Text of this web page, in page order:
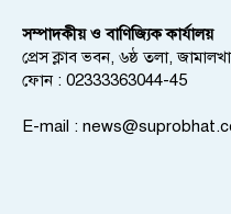
সম্পাদকীয় ও বাণিজ্যিক কার্যালয়
প্রেস ক্লাব ভবন, ৬ষ্ঠ তলা,
ফোন : 02333363044-45
E-mail :